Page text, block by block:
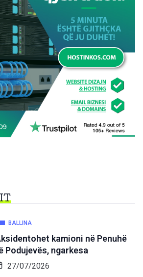
BALLINA
kamioni në Penuhë
Podujevës, ngarkesa
27/07/2026